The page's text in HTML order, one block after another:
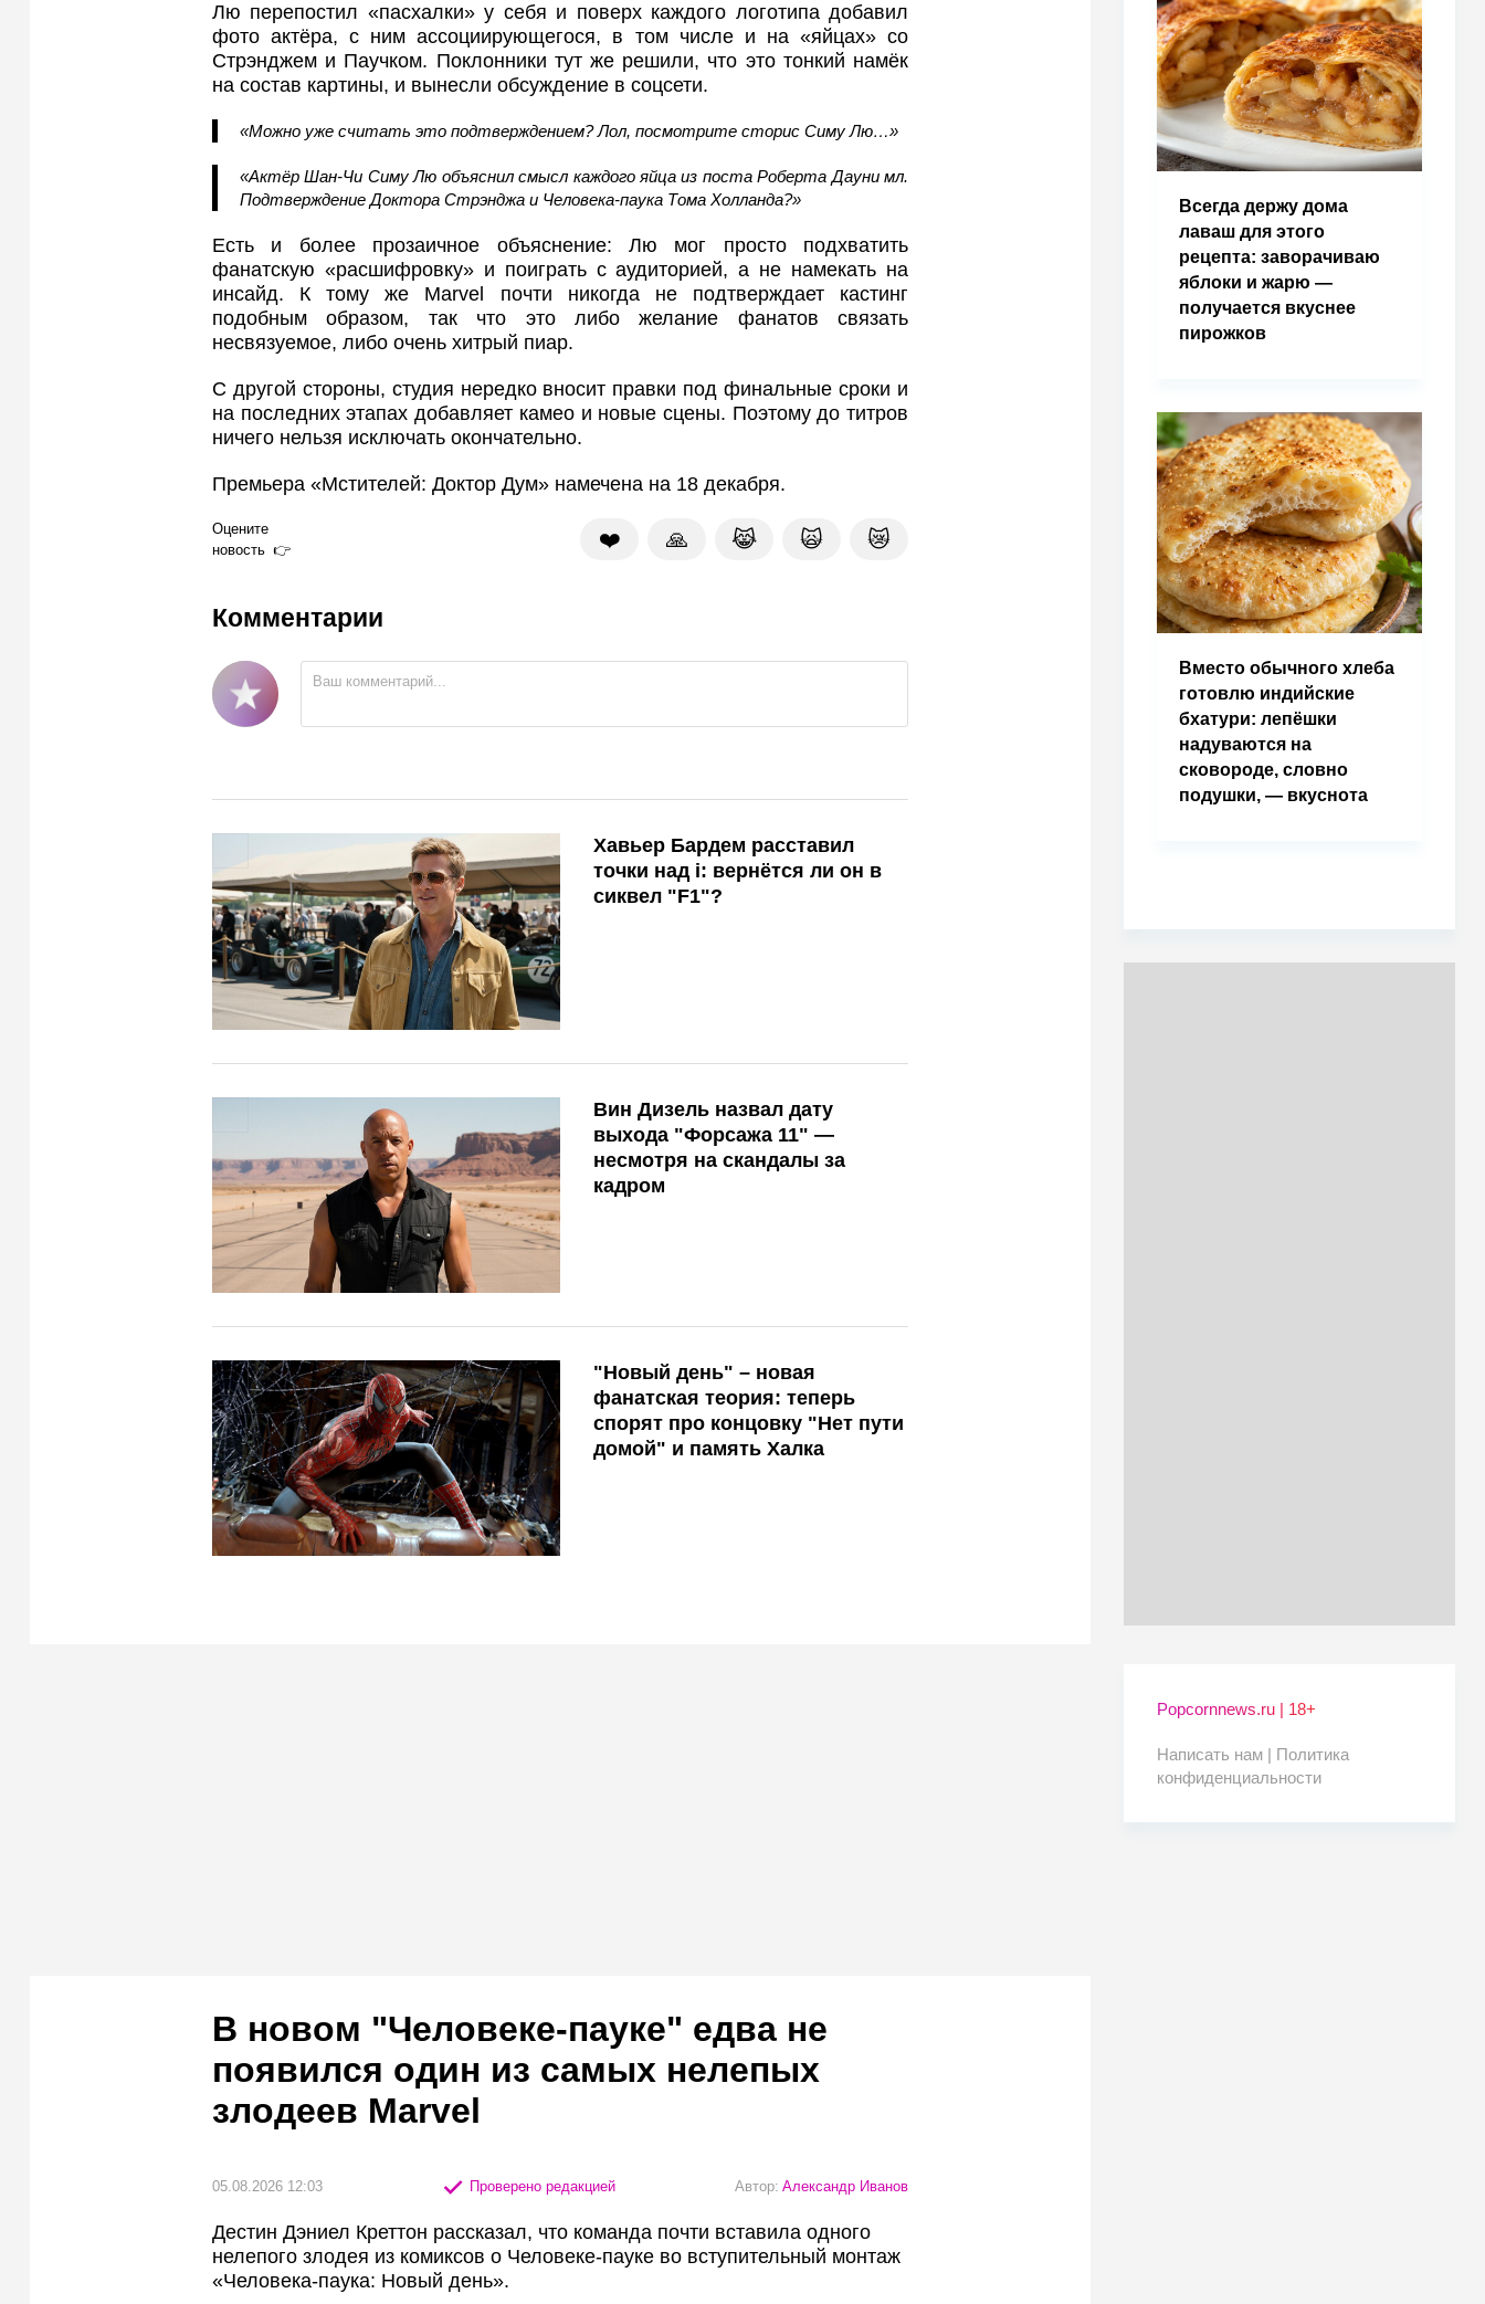
Лю перепостил «пасхалки» у себя и поверх каждого логотипа добавил
фото актёра, с ним ассоциирующегося, в том числе и на «яйцах» со
Стрэнджем и Паучком. Поклонники тут же решили, что это тонкий намёк
на состав картины, и вынесли обсуждение в соцсети.
«Можно уже считать это подтверждением? Лол, посмотрите сторис Симу Лю…»
«Актёр Шан-Чи Симу Лю объяснил смысл каждого яйца из поста Роберта Дауни мл.
Подтверждение Доктора Стрэнджа и Человека-паука Тома Холланда?»
Есть и более прозаичное объяснение: Лю мог просто подхватить
фанатскую «расшифровку» и поиграть с аудиторией, а не намекать на
инсайд. К тому же Marvel почти никогда не подтверждает кастинг
подобным образом, так что это либо желание фанатов связать
несвязуемое, либо очень хитрый пиар.
С другой стороны, студия нередко вносит правки под финальные сроки и
на последних этапах добавляет камео и новые сцены. Поэтому до титров
ничего нельзя исключать окончательно.
Премьера «Мстителей: Доктор Дум» намечена на 18 декабря.
Оцените
новость
❤️ 🙏 😹 🙀 😿
Комментарии
Хавьер Бардем расставил
точки над i: вернётся ли он в
сиквел "F1"?
Вин Дизель назвал дату
выхода "Форсажа 11" —
несмотря на скандалы за
кадром
"Новый день" – новая
фанатская теория: теперь
спорят про концовку "Нет пути
домой" и память Халка
В новом "Человеке-пауке" едва не
появился один из самых нелепых
злодеев Marvel
05.08.2026 12:03 Проверено редакцией Автор: Александр Иванов
Дестин Дэниел Креттон рассказал, что команда почти вставила одного
нелепого злодея из комиксов о Человеке-пауке во вступительный монтаж
«Человека-паука: Новый день».
Всегда держу дома
лаваш для этого
рецепта: заворачиваю
яблоки и жарю —
получается вкуснее
пирожков
Вместо обычного хлеба
готовлю индийские
бхатури: лепёшки
надуваются на
сковороде, словно
подушки, — вкуснота
Popcornnews.ru | 18+
Написать нам | Политика
конфиденциальности